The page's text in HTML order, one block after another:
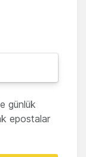
günlük
epostalar